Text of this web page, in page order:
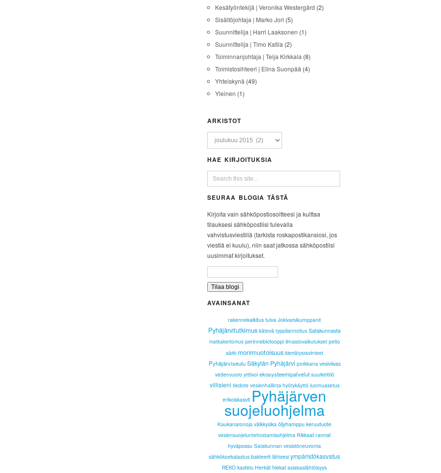
Kesätyöntekijä | Veronika Westergård (2)
Sisältöjohtaja | Marko Jori (5)
Suunnittelija | Harri Laaksonen (1)
Suunnittelija | Timo Katila (2)
Toiminnanjohtaja | Teija Kirkkala (8)
Toimistosihteeri | Elina Suonpää (4)
Yhteiskynä (49)
Yleinen (1)
ARKISTOT
HAE KIRJOITUKSIA
SEURAA BLOGIA TÄSTÄ
Kirjoita vain sähköpostiosoitteesi ja kuittaa
tilauksesi sähköpostiisi tulevalla
vahvistusviestillä (tarkista roskapostikansiosi, jos
viestiä ei kuulu), niin saat jatkossa sähköpostiisi
uusimmat kirjoitukset.
AVAINSANAT
rakennekalkitus tulva Jokivarsikumppanit
Pyhäjärvitutkimus kätevä typpilannoitus Satakunnasta
matkakertomus perinnebiotooppi ilmastovaikutukset pelto
särki monimuotoisuus kierrätysravinteet
Pyhäjärviseutu Säkylän Pyhäjärvi porkkana vesiviisas
vedenvuoro yrttivoi ekosysteemipalvelut suurkeittiö
villisieni tiedote vesienhallinta hyötykäyttö luomuasetus
erikoiskasvit Pyhäjärven
suojeluohjelma
Kaukanaronoja välkkysika öljyhamppu keruutuote
vesiensuojeluntehostamisohjelma Rikkaat rannat
hyväpossu Satakunnan vesistöneuvonta
sähkökoekalastus bakteerit lähivesi ympäristökasvatus
REKO kastelu Herkät hiekat asiakaslähtöisyys